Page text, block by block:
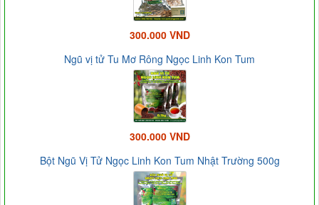
300.000 VND
Ngũ vị tử Tu Mơ Rông Ngọc Linh Kon Tum
300.000 VND
Bột Ngũ Vị Tử Ngọc Linh Kon Tum Nhật Trường 500g